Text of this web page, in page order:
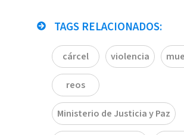
TAGS RELACIONADOS:
cárcel violencia
reos
Ministerio de Justicia y Paz